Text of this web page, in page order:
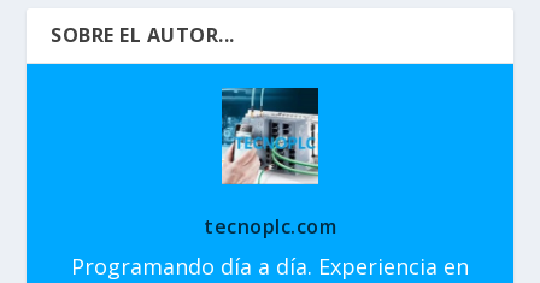
SOBRE EL AUTOR...
tecnoplc.com
Programando día a día. Experiencia en